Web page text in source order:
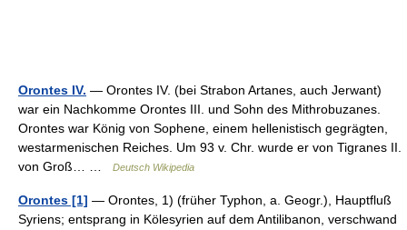
Orontes IV. — Orontes IV. (bei Strabon Artanes, auch Jerwant)
war ein Nachkomme Orontes III. und Sohn des Mithrobuzanes.
Orontes war König von Sophene, einem hellenistisch gegrägten,
westarmenischen Reiches. Um 93 v. Chr. wurde er von Tigranes II.
von Groß… …
Deutsch Wikipedia
Orontes [1] — Orontes, 1) (früher Typhon, a. Geogr.), Hauptfluß
Syriens; entsprang in Kölesyrien auf dem Antilibanon, verschwand